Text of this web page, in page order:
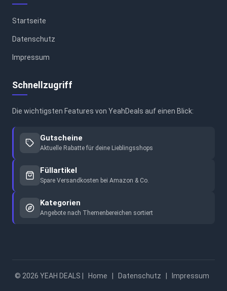
Startseite
Datenschutz
Impressum
Schnellzugriff
Die wichtigsten Features von YeahDeals auf einen Blick:
Gutscheine
Aktuelle Rabatte für deine Lieblingsshops
Füllartikel
Spare Versandkosten bei Amazon & Co.
Kategorien
Angebote nach Themenbereichen sortiert
© 2026 YEAH DEALS | Home Datenschutz Impressum